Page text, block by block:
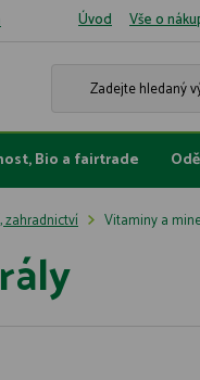
Úvod Vše o
Bio a fairtrade
zahradnictví Vitaminy a